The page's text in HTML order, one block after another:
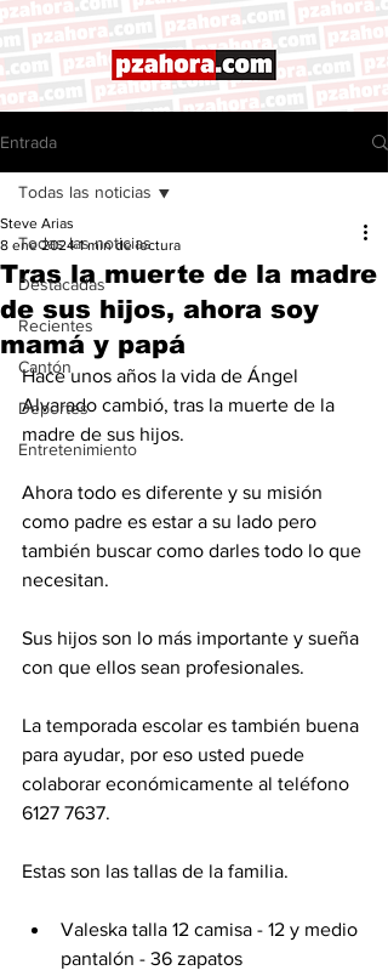
Entrada
Todas las noticias
Destacadas
Recientes
Cantón
Deportes
Entretenimiento
Todas las noticias
Tras la muerte de la madre
de sus hijos, ahora soy
mamá y papá
Steve Arias
8 ene 2024 1 min de lectura
Hace unos años la vida de Ángel
Alvarado cambió, tras la muerte de la
madre de sus hijos.
Ahora todo es diferente y su misión
como padre es estar a su lado pero
también buscar como darles todo lo que
necesitan.
Sus hijos son lo más importante y sueña
con que ellos sean profesionales.
La temporada escolar es también buena
para ayudar, por eso usted puede
colaborar económicamente al teléfono
6127 7637.
Estas son las tallas de la familia.
Valeska talla 12 camisa - 12 y medio
pantalón - 36 zapatos